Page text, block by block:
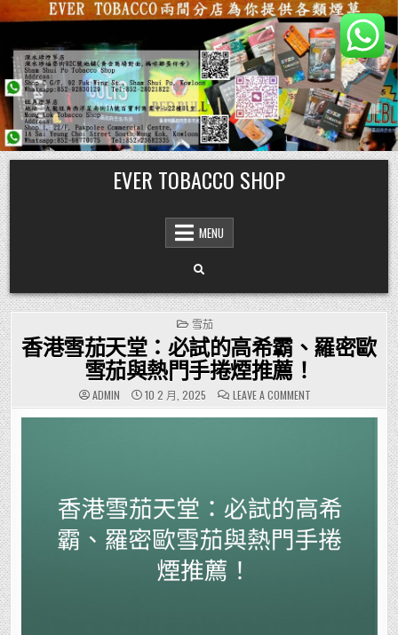
Skip
to
content
EVER TOBACCO SHOP
MENU
POSTED
IN
雪茄
香港雪茄天堂：必試的高希霸、羅密歐
雪茄與熱門手捲煙推薦！
ADMIN 10 2 月, 2025 LEAVE A COMMENTON
香
港
高
希
霸、
羅
密
歐